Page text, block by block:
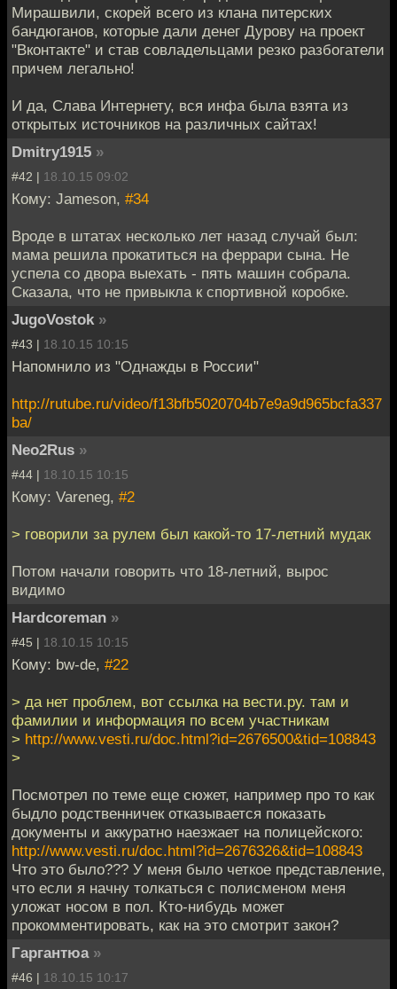
Мирашвили, скорей всего из клана питерских
бандюганов, которые дали денег Дурову на проект
"Вконтакте" и став совладельцами резко разбогатели
причем легально!
И да, Слава Интернету, вся инфа была взята из
открытых источников на различных сайтах!
Dmitry1915 »
#42 | 18.10.15 09:02
Кому: Jameson, #34
Вроде в штатах несколько лет назад случай был:
мама решила прокатиться на феррари сына. Не
успела со двора выехать - пять машин собрала.
Сказала, что не привыкла к спортивной коробке.
JugoVostok »
#43 | 18.10.15 10:15
Напомнило из "Однажды в России"
http://rutube.ru/video/f13bfb5020704b7e9a9d965bcfa337
ba/
Neo2Rus »
#44 | 18.10.15 10:15
Кому: Vareneg, #2
> говорили за рулем был какой-то 17-летний мудак
Потом начали говорить что 18-летний, вырос
видимо
Hardcoreman »
#45 | 18.10.15 10:15
Кому: bw-de, #22
> да нет проблем, вот ссылка на вести.ру. там и
фамилии и информация по всем участникам
> http://www.vesti.ru/doc.html?id=2676500&tid=108843
>
Посмотрел по теме еще сюжет, например про то как
быдло родственничек отказывается показать
документы и аккуратно наезжает на полицейского:
http://www.vesti.ru/doc.html?id=2676326&tid=108843
Что это было??? У меня было четкое представление,
что если я начну толкаться с полисменом меня
уложат носом в пол. Кто-нибудь может
прокомментировать, как на это смотрит закон?
Гаргантюа »
#46 | 18.10.15 10:17